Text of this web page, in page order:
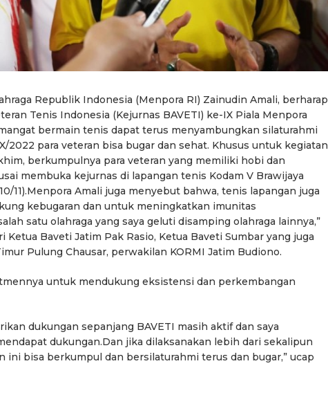
Republik Indonesia (Menpora RI) Zainudin Amali, berharap
Tenis Indonesia (Kejurnas BAVETI) ke-IX Piala Menpora
bermain tenis dapat terus menyambungkan silaturahmi
2022 para veteran bisa bugar dan sehat. Khusus untuk kegiatan
berkumpulnya para veteran yang memiliki hobi dan
membuka kejurnas di lapangan tenis Kodam V Brawijaya
11).Menpora Amali juga menyebut bahwa, tenis lapangan juga
kebugaran dan untuk meningkatkan imunitas
satu olahraga yang saya geluti disamping olahraga lainnya,”
Ketua Baveti Jatim Pak Rasio, Ketua Baveti Sumbar yang juga
Pulung Chausar, perwakilan KORMI Jatim Budiono.
untuk mendukung eksistensi dan perkembangan
dukungan sepanjang BAVETI masih aktif dan saya
dukungan.Dan jika dilaksanakan lebih dari sekalipun
ini bisa berkumpul dan bersilaturahmi terus dan bugar,” ucap